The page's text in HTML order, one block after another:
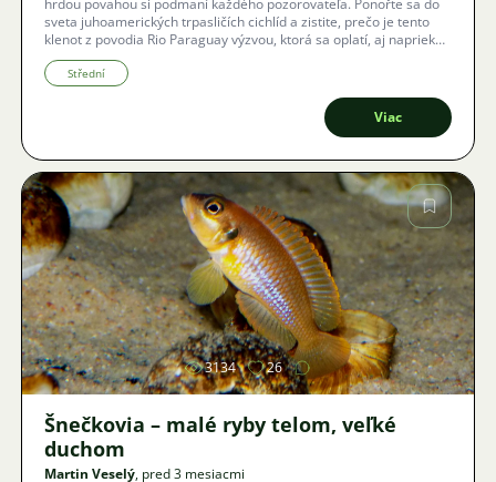
sveta juhoamerických trpasličích cichlíd a zistite, prečo je tento
klenot z povodia Rio Paraguay výzvou, ktorá sa oplatí, aj napriek
jeho pomalšiemu rastu a špecifickým nárokom na čistotu vody.
Střední
Viac
Obrázok
3134 26
Šnečkovia – malé ryby telom, veľké
duchom
Martin Veselý, pred 3 mesiacmi